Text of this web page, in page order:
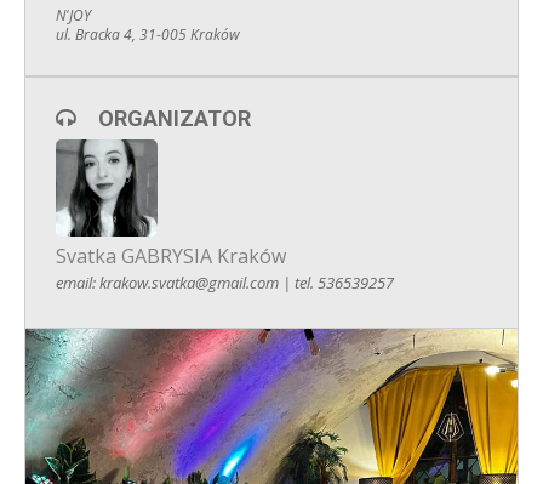
dowiedzieć się jak najwięcej o naszym rozmówcy. Każda
rozmowa trwa od 5 do 7 minut. A gdy już porozmawiamy ze
wszystkimi uczestnikami, zaznaczamy na formularzu, kto nas
najbardziej rozbawił oraz z kim znaleźliśmy wspólny język.
Jeżeli ta osoba również Cię zaznaczy, dostajecie do siebie
N'JOY
ul. Bracka 4, 31-005 Kraków
ORGANIZATOR
Svatka GABRYSIA Kraków
email: krakow.svatka@gmail.com | tel. 536539257